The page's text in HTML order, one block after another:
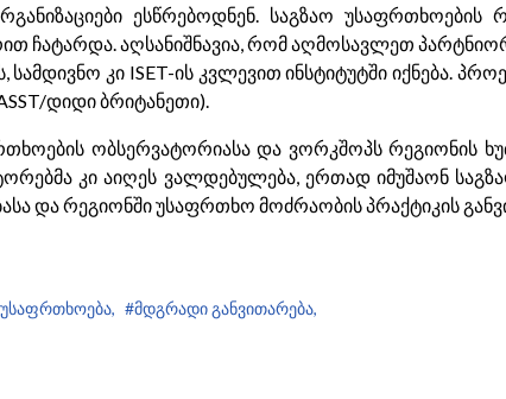
ესწრებოდნენ. საგზაო
ჩატარდა. აღსანიშნავია, რომ აღმოსავლეთ
კი ISET-ის კვლევით ინსტიტუტში იქნება.
დიდი ბრიტანეთი).
ობსერვატორიასა და ვორკშოპს რეგიონის
კი აიღეს ვალდებულება, ერთად იმუშაონ
და რეგიონში უსაფრთხო მოძრაობის პრაქტიკის
#მდგრადი განვითარება,